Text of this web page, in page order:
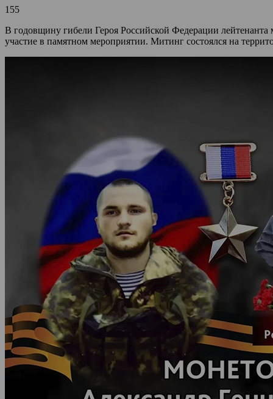
155
В годовщину гибели Героя Российской Федерации
участие в памятном мероприятии. Митинг состоялся на